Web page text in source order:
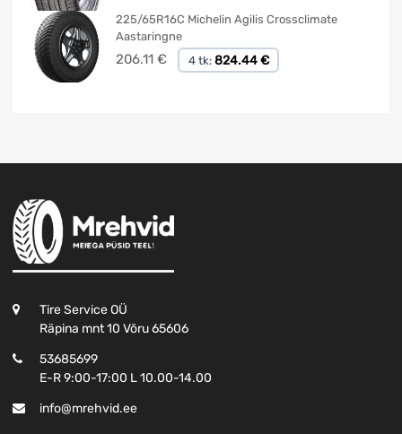
225/65R16C Michelin Agilis Crossclimate
Aastaringne
206.11 € 4 tk: 824.44 €
Tire Service OÜ
Räpina mnt 10 Võru 65606
53685699
E-R 9:00-17:00 L 10.00-14.00
info@mrehvid.ee